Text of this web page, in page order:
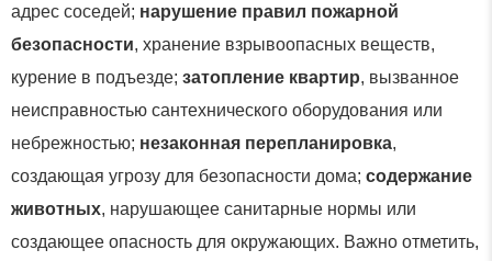
адрес соседей; нарушение правил пожарной
безопасности, хранение взрывоопасных веществ,
курение в подъезде; затопление квартир, вызванное
неисправностью сантехнического оборудования или
небрежностью; незаконная перепланировка,
создающая угрозу для безопасности дома; содержание
животных, нарушающее санитарные нормы или
создающее опасность для окружающих. Важно отметить,